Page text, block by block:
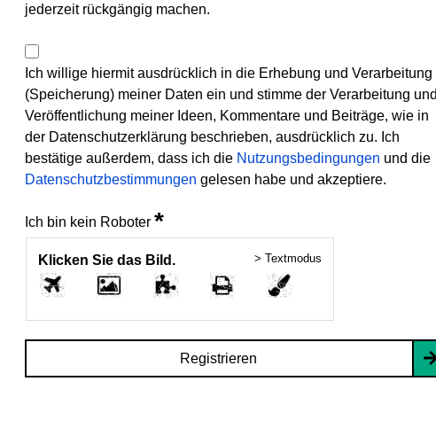
jederzeit rückgängig machen.
Ich willige hiermit ausdrücklich in die Erhebung und Verarbeitung
(Speicherung) meiner Daten ein und stimme der Verarbeitung und
Veröffentlichung meiner Ideen, Kommentare und Beiträge, wie in
der Datenschutzerklärung beschrieben, ausdrücklich zu. Ich
bestätige außerdem, dass ich die Nutzungsbedingungen und die
Datenschutzbestimmungen gelesen habe und akzeptiere.
Ich bin kein Roboter *
Klicken Sie das Bild. > Textmodus
Registrieren